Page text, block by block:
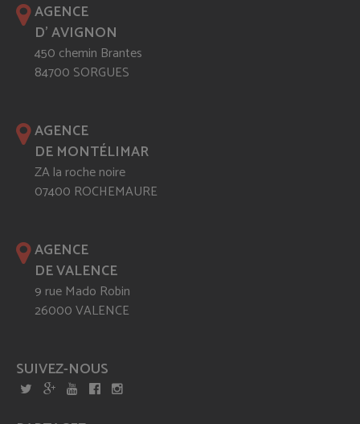
AGENCE
D' AVIGNON
450 chemin Brantes
84700 SORGUES
AGENCE
DE MONTÉLIMAR
ZA la roche noire
07400 ROCHEMAURE
AGENCE
DE VALENCE
9 rue Mado Robin
26000 VALENCE
SUIVEZ-NOUS